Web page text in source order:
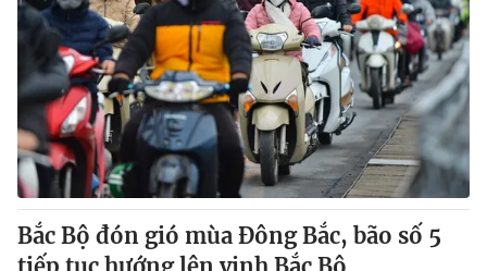
Bắc Bộ đón gió mùa Đông Bắc, bão số 5